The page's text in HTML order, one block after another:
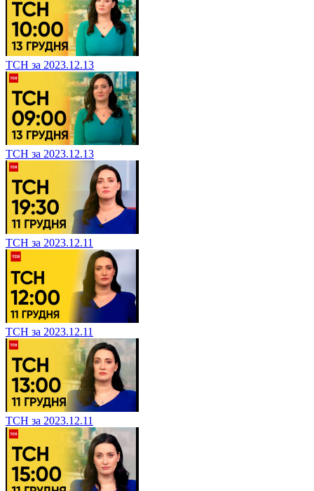
ТСН за 2023.12.13
ТСН за 2023.12.13
ТСН за 2023.12.11
ТСН за 2023.12.11
ТСН за 2023.12.11